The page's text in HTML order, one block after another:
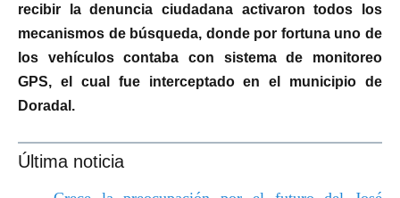
recibir la denuncia ciudadana activaron todos los
mecanismos de búsqueda, donde por fortuna uno de
los vehículos contaba con sistema de monitoreo
GPS, el cual fue interceptado en el municipio de
Doradal.
Última noticia